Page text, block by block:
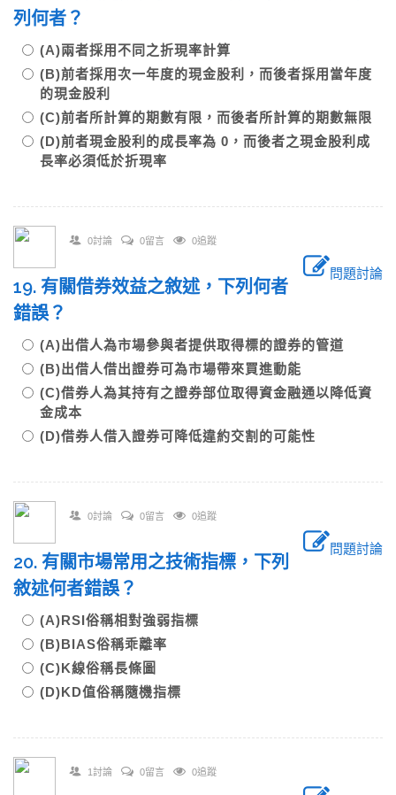
列何者？
(A)兩者採用不同之折現率計算
(B)前者採用次一年度的現金股利，而後者採用當年度
的現金股利
(C)前者所計算的期數有限，而後者所計算的期數無限
(D)前者現金股利的成長率為 0，而後者之現金股利成
長率必須低於折現率
0討論 0留言 0追蹤
問題討論
19. 有關借券效益之敘述，下列何者
錯誤？
(A)出借人為市場參與者提供取得標的證券的管道
(B)出借人借出證券可為市場帶來買進動能
(C)借券人為其持有之證券部位取得資金融通以降低資
金成本
(D)借券人借入證券可降低違約交割的可能性
0討論 0留言 0追蹤
問題討論
20. 有關市場常用之技術指標，下列
敘述何者錯誤？
(A)RSI俗稱相對強弱指標
(B)BIAS俗稱乖離率
(C)K線俗稱長條圖
(D)KD值俗稱隨機指標
1討論 0留言 0追蹤